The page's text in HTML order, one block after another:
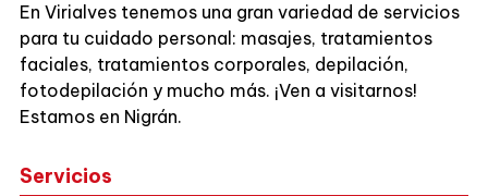
En Virialves tenemos una gran variedad de servicios
para tu cuidado personal: masajes, tratamientos
faciales, tratamientos corporales, depilación,
fotodepilación y mucho más. ¡Ven a visitarnos!
Estamos en Nigrán.
Servicios